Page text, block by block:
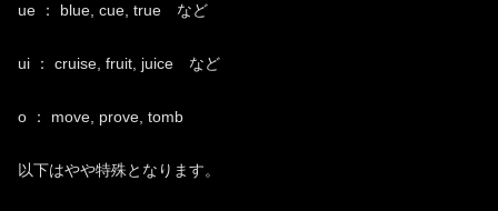
ue ： blue, cue, true など
ui ： cruise, fruit, juice など
o ： move, prove, tomb
以下はやや特殊となります。